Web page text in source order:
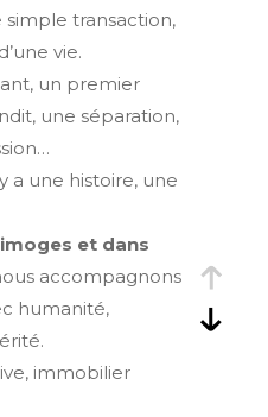
simple transaction,
vie.
un premier
une séparation,
a une histoire, une
et dans
accompagnons
humanité,
immobilier